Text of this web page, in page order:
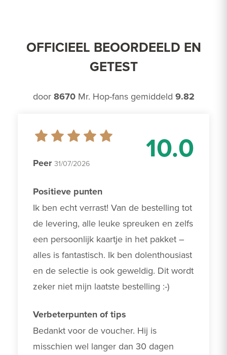
OFFICIEEL BEOORDEELD EN
GETEST
door 8670Mr. Hop-fans gemiddeld 9.82
10.0
Peer 31/07/2026
Positieve punten
Ik ben echt verrast! Van de bestelling tot
de levering, alle leuke spreuken en zelfs
een persoonlijk kaartje in het pakket –
alles is fantastisch. Ik ben dolenthousiast
en de selectie is ook geweldig. Dit wordt
zeker niet mijn laatste bestelling :-)
Verbeterpunten of tips
Bedankt voor de voucher. Hij is
misschien wel langer dan 30 dagen